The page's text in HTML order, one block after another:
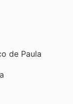
de Paula